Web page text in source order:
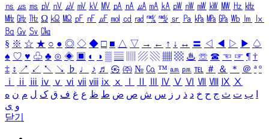
㎱ ㎲ ㎳ ㎴ ㎵ ㎶ ㎷ ㎸ ㎹ ㎀ ㎁ ㎂ ㎃ ㎄ ㎺ ㎻ ㎽ ㎾ ㎿ ㎐ ㎑
㎒ ㎓ ㎔ Ω ㏀ ㏁ ㎊ ㎋ ㎌ ㏖ ㏅ ㎭ ㎮ ㎯ ㏛ ㎩ ㎪ ㎫ ㎬ ㏝ ㏐
㏓
㏃ ㏉ ㏜ ㏆
§ ※ ☆ ★ ○ ● ◎ ◇ ◆ □ ■ △ ▽ → ← ↑ ↓ ↔ 〓 ◁ ◀ ▷ ▶ ♤
♠ ♡ ♥ ♧ ♣ ⊙ ◈ ▣ ◐ ◑ ▒ ▤ ▨ ▧ ▦ ▩ ♨ ☏ ☎ ☜ ☞ ¶ †
‡ ↕ ↗ ↙ ↖ ↘ ♭ ♩ ♪ ♬ ㉿ ㈜ № ㏇ ™ ㏂ ㏘ ℡ ＃ ＆ ＊ ＠ ª º
ⅰ
ⅱ ⅲ ⅳ ⅴ ⅵ ⅶ ⅷ ⅸ ⅹ Ⅳ Ⅴ Ⅵ Ⅶ Ⅷ Ⅸ Ⅹ
ب ت ث ج ح خ د ذ ر ز س ش ص ض ط ظ ع غ ف ق ک ل م ن ه
و ی
닫기